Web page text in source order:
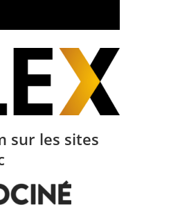
sur les sites